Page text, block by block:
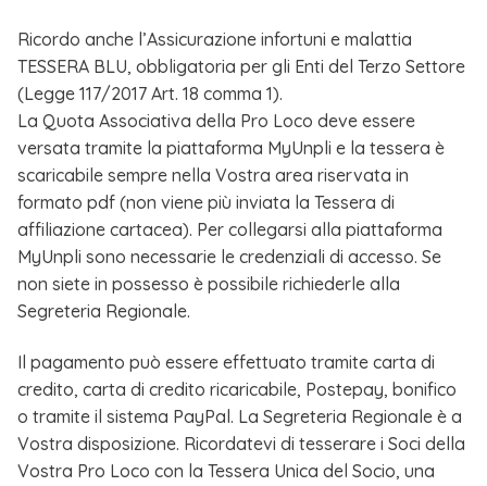
Ricordo anche l’Assicurazione infortuni e malattia
TESSERA BLU, obbligatoria per gli Enti del Terzo Settore
(Legge 117/2017 Art. 18 comma 1).
La Quota Associativa della Pro Loco deve essere
versata tramite la piattaforma MyUnpli e la tessera è
scaricabile sempre nella Vostra area riservata in
formato pdf (non viene più inviata la Tessera di
affiliazione cartacea). Per collegarsi alla piattaforma
MyUnpli sono necessarie le credenziali di accesso. Se
non siete in possesso è possibile richiederle alla
Segreteria Regionale.
Il pagamento può essere effettuato tramite carta di
credito, carta di credito ricaricabile, Postepay, bonifico
o tramite il sistema PayPal. La Segreteria Regionale è a
Vostra disposizione. Ricordatevi di tesserare i Soci della
Vostra Pro Loco con la Tessera Unica del Socio, una